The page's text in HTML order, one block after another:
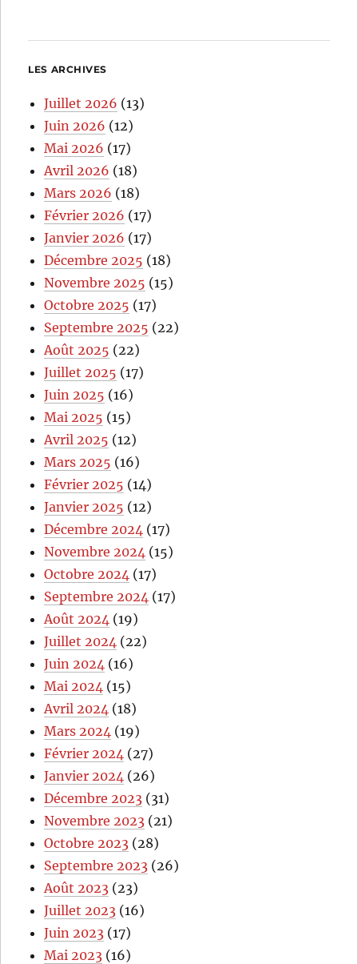
LES ARCHIVES
Juillet 2026 (13)
Juin 2026 (12)
Mai 2026 (17)
Avril 2026 (18)
Mars 2026 (18)
Février 2026 (17)
Janvier 2026 (17)
Décembre 2025 (18)
Novembre 2025 (15)
Octobre 2025 (17)
Septembre 2025 (22)
Août 2025 (22)
Juillet 2025 (17)
Juin 2025 (16)
Mai 2025 (15)
Avril 2025 (12)
Mars 2025 (16)
Février 2025 (14)
Janvier 2025 (12)
Décembre 2024 (17)
Novembre 2024 (15)
Octobre 2024 (17)
Septembre 2024 (17)
Août 2024 (19)
Juillet 2024 (22)
Juin 2024 (16)
Mai 2024 (15)
Avril 2024 (18)
Mars 2024 (19)
Février 2024 (27)
Janvier 2024 (26)
Décembre 2023 (31)
Novembre 2023 (21)
Octobre 2023 (28)
Septembre 2023 (26)
Août 2023 (23)
Juillet 2023 (16)
Juin 2023 (17)
Mai 2023 (16)